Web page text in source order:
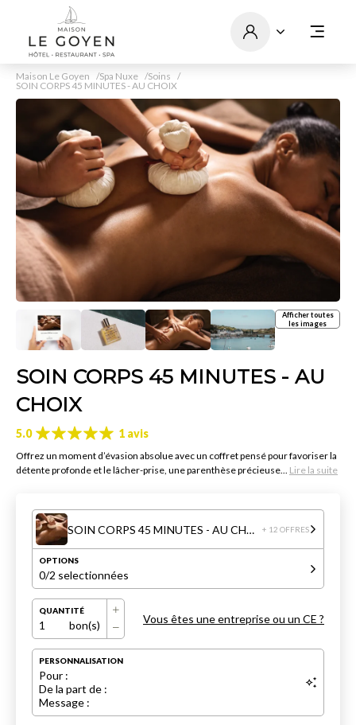
Maison Le Goyen Spa Nuxe
Soins
SOIN CORPS 45 MINUTES - AU CHOIX
Afficher toutes
les images
SOIN CORPS 45 MINUTES - AU
CHOIX
5.0 1 avis
Offrez un moment d’évasion absolue avec un coffret pensé pour favoriser la
détente profonde et le lâcher-prise, une parenthèse précieuse... Lire la suite
SOIN CORPS 45 MINUTES - AU CHOIX + 12 OFFRES
OPTIONS
0/2 selectionnées
QUANTITÉ
1 bon(s) Vous êtes une entreprise ou un CE ?
PERSONNALISATION
Pour :
De la part de :
Message :